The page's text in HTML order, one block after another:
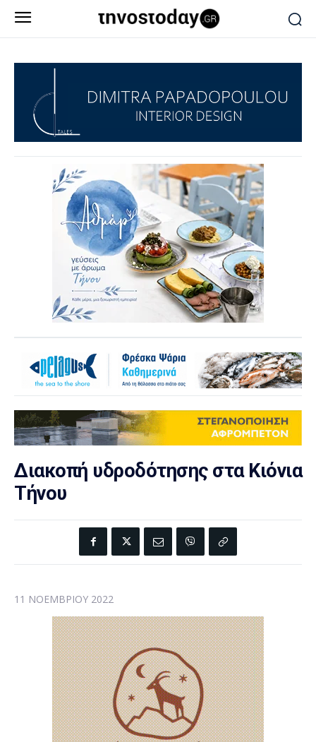
Διακοπή υδροδότησης στα Κιόνια
Τήνου
11 ΝΟΕΜΒΡΊΟΥ 2022